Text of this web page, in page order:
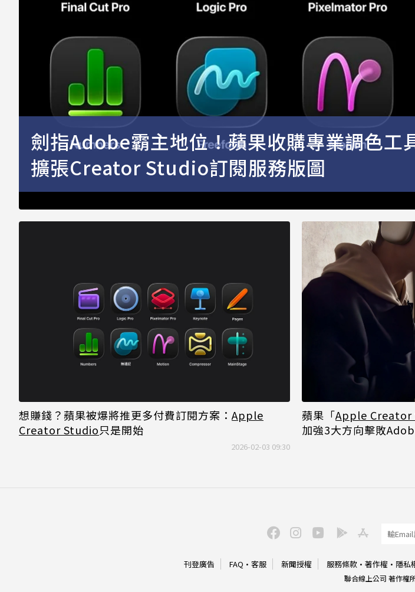
劍指Adobe霸主地位！蘋果收購專業調色
擴張Creator Studio訂閱服務版圖
想賺錢？蘋果被爆將推更多付費訂閱方案： Apple
Creator Studio只是開始
2026-02-03 09:30
蘋果「Apple Creator
加強3大方向擊敗
刊登廣告 FAQ · 客服 新聞授權 服務條款 · 著作權 · 隱私
聯合線上公司 著作權